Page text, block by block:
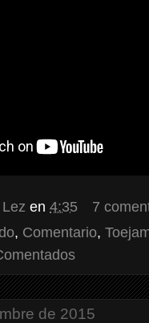
en 4:35
7
, Comentario,
de 2015